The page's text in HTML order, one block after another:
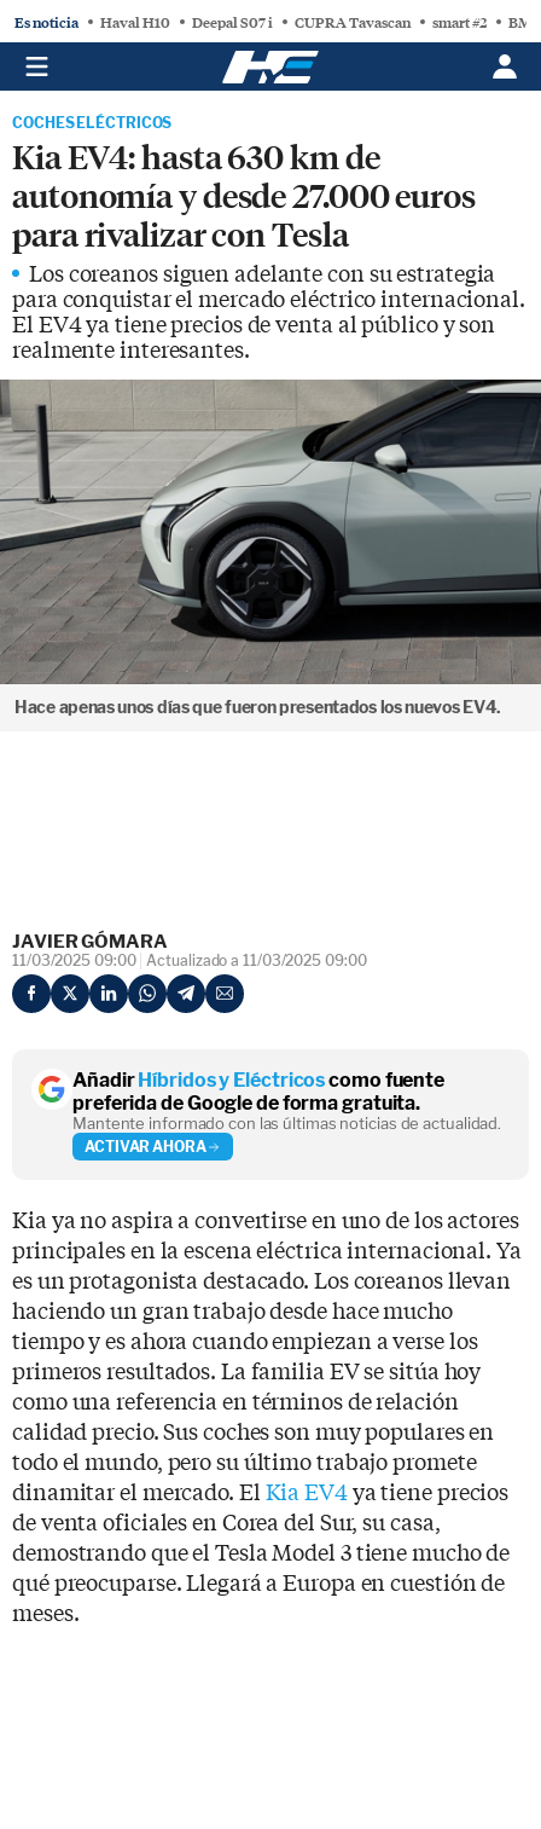
Es noticia Haval H10 Deepal S07 i CUPRA Tavascan smart #2
COCHES ELÉCTRICOS
Kia EV4: hasta 630 km de
autonomía y desde 27.000 euros
para rivalizar con Tesla
Los coreanos siguen adelante con su estrategia
para conquistar el mercado eléctrico internacional.
El EV4 ya tiene precios de venta al público y son
realmente interesantes.
Hace apenas unos días que fueron presentados los nuevos EV4.
JAVIER GÓMARA
11/03/2025 09:00 Actualizado a 11/03/2025 09:00
AñadirHíbridos y Eléctricoscomo fuente
preferida de Google de forma gratuita.
Mantente informado con las últimas noticias de actualidad.
ACTIVAR AHORA
Kia ya no aspira a convertirse en uno de los actores
principales en la escena eléctrica internacional. Ya
es un protagonista destacado. Los coreanos llevan
haciendo un gran trabajo desde hace mucho
tiempo y es ahora cuando empiezan a verse los
primeros resultados. La familia EV se sitúa hoy
como una referencia en términos de relación
calidad precio. Sus coches son muy populares en
todo el mundo, pero su último trabajo promete
dinamitar el mercado. El Kia EV4ya tiene precios
de venta oficiales en Corea del Sur, su casa,
demostrando que el Tesla Model 3 tiene mucho de
qué preocuparse. Llegará a Europa en cuestión de
meses.